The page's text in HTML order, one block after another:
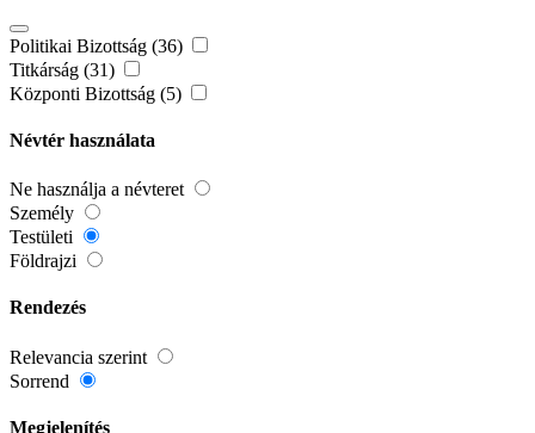
Politikai Bizottság (36)
Titkárság (31)
Központi Bizottság (5)
Névtér használata
Ne használja a névteret
Személy
Testületi
Földrajzi
Rendezés
Relevancia szerint
Sorrend
Megjelenítés